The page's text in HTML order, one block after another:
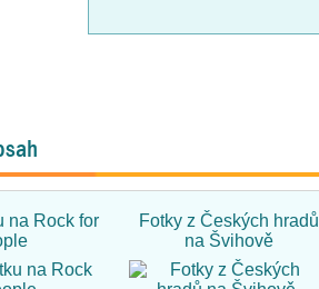
na Rock for
Fotky z Českých hradů
na Švihově